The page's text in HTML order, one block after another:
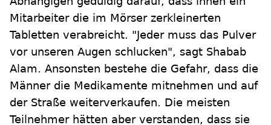
Mitarbeiter die im Mörser zerkleinerten
Tabletten verabreicht. "Jeder muss das Pulver
vor unseren Augen schlucken", sagt Shabab
Alam. Ansonsten bestehe die Gefahr, dass die
Männer die Medikamente mitnehmen und auf
der Straße weiterverkaufen. Die meisten
Teilnehmer hätten aber verstanden, dass sie